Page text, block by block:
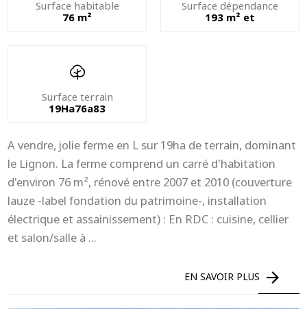
Surface habitable
76 m²
Surface dépendance
193 m² et
Surface terrain
19Ha76a83
A vendre, jolie ferme en L sur 19ha de terrain, dominant
le Lignon. La ferme comprend un carré d'habitation
d'environ 76 m², rénové entre 2007 et 2010 (couverture
lauze -label fondation du patrimoine-, installation
électrique et assainissement) : En RDC : cuisine, cellier
et salon/salle à ...
EN SAVOIR PLUS